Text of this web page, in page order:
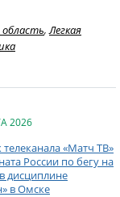
,Легкая
2026
«Матч ТВ»
России по бегу на
дисциплине
в Омске